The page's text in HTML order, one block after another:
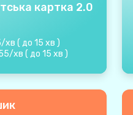
картка 2.0
/хв (до 15 хв )
/хв (до 15 хв )